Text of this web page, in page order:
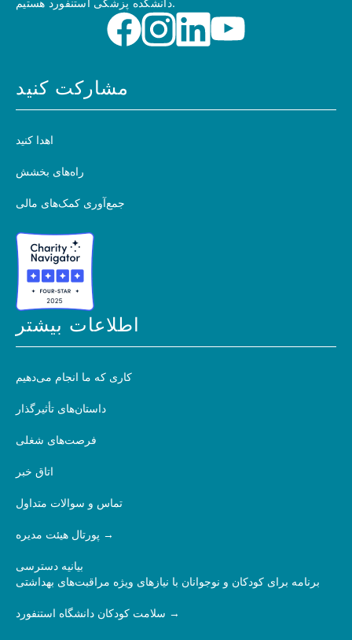
دانشکده پزشکی استنفورد هستیم.
مشارکت کنید
اهدا کنید
راه‌های بخشش
جمع‌آوری کمک‌های مالی
اطلاعات بیشتر
کاری که ما انجام می‌دهیم
داستان‌های تأثیرگذار
فرصت‌های شغلی
اتاق خبر
تماس و سوالات متداول
پورتال هیئت مدیره
بیانیه دسترسی
برنامه برای کودکان و نوجوانان با نیازهای ویژه مراقبت‌های بهداشتی
سلامت کودکان دانشگاه استنفورد